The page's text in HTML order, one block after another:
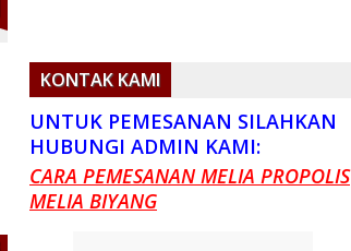
KONTAK KAMI
UNTUK PEMESANAN SILAHKAN
HUBUNGI ADMIN KAMI:
CARA PEMESANAN MELIA PROPOLIS
MELIA BIYANG